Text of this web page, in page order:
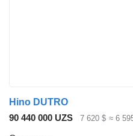
Hino DUTRO
90 440 000 UZS
7 620 $ ≈ 6